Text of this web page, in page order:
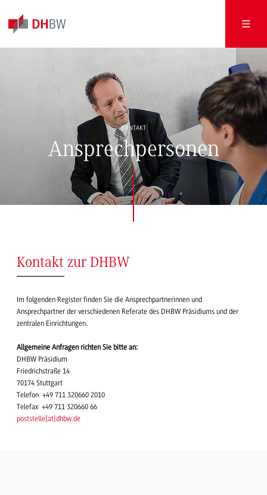
KONTAKT
Ansprechpersonen
Kontakt zur DHBW
Im folgenden Register finden Sie die Ansprechpartnerinnen und
Ansprechpartner der verschiedenen Referate des DHBW Präsidiums und der
zentralen Einrichtungen.
Allgemeine Anfragen richten Sie bitte an:
DHBW Präsidium
Friedrichstraße 14
70174 Stuttgart
Telefon +49 711 320660 2010
Telefax +49 711 320660 66
poststelle at dhbw.de